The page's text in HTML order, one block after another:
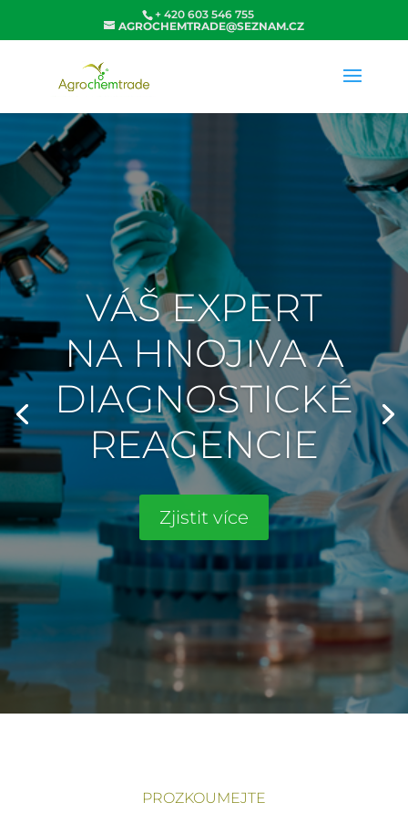
+ 420 603 546 755
AGROCHEMTRADE@SEZNAM.CZ
VÁŠ EXPERT
NA HNOJIVA A
DIAGNOSTICKÉ
REAGENCIE
Zjistit více
PROZKOUMEJTE